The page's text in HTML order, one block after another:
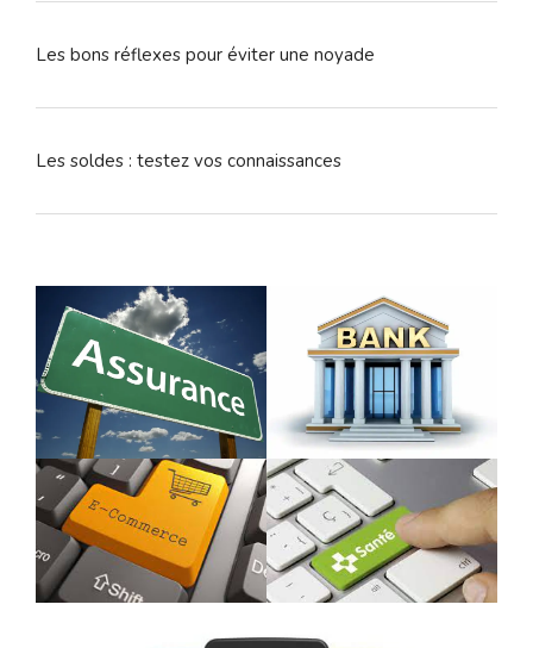
Les bons réflexes pour éviter une noyade
Les soldes : testez vos connaissances